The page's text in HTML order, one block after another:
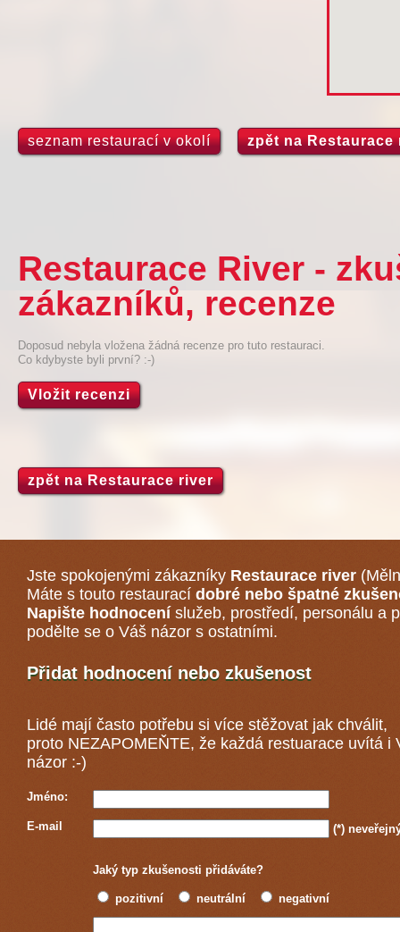
seznam restaurací v okolí zpět na Restaurace
Restaurace River -
zákazníků, recenze
Doposud nebyla vložena žádná recenze pro tuto restauraci.
Co kdybyste byli první? :-)
Vložit recenzi
zpět na Restaurace river
Jste spokojenými zákazníky Restaurace river
Máte s touto restaurací dobré nebo špatné
Napište hodnocení služeb, prostředí, personálu a
podělte se o Váš názor s ostatními.
Přidat hodnocení nebo zkušenost
Lidé mají často potřebu si více stěžovat jak chválit,
proto NEZAPOMEŇTE, že každá restuarace uvítá i
názor :-)
Jméno:
E-mail (*)
Jaký typ zkušenosti přidáváte?
pozitivní neutrální negativní